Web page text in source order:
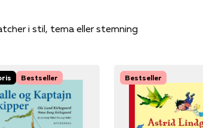
i stil, tema eller stemning
Bestseller Bestseller